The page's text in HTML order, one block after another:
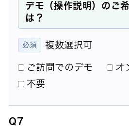
デモ（操作説明）のご
は？
複数選択可
ご訪問でのデモ
オ
不要
Q7